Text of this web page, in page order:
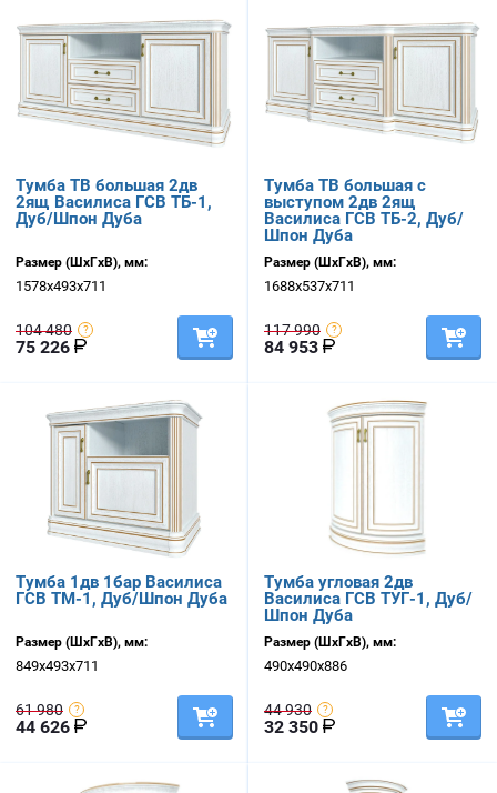
Тумба ТВ большая 2дв
2ящ Василиса ГСВ ТБ-1,
Дуб/Шпон Дуба
Размер (ШхГхВ), мм:
1578х493х711
104 480
75 226
Тумба ТВ большая с
выступом 2дв 2ящ
Василиса ГСВ ТБ-2, Дуб/
Шпон Дуба
Размер (ШхГхВ), мм:
1688х537х711
117 990
84 953
Тумба 1дв 1бар Василиса
ГСВ ТМ-1, Дуб/Шпон Дуба
Размер (ШхГхВ), мм:
849х493х711
61 980
44 626
Тумба угловая 2дв
Василиса ГСВ ТУГ-1, Дуб/
Шпон Дуба
Размер (ШхГхВ), мм:
490х490х886
44 930
32 350